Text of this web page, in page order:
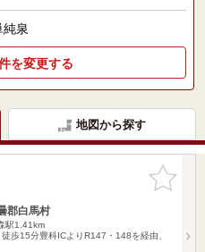
泉
を変更する
地図から探す
お気に入
りに追加
郡白馬村
駅1.41km
歩15分豊科ICよりR147・148を経由、